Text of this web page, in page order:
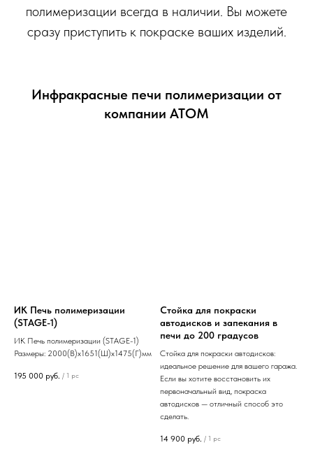
полимеризации всегда в наличии. Вы можете
сразу приступить к покраске ваших изделий.
Инфракрасные печи полимеризации от
компании АТОМ
ИК Печь полимеризации
(STAGE-1)
ИК Печь полимеризации (STAGE-1)
Размеры: 2000(В)х1651(Ш)х1475(Г)мм
195 000 руб. / 1 pc
Стойка для покраски
автодисков и запекания в
печи до 200 градусов
Стойка для покраски автодисков:
идеальное решение для вашего гаража.
Если вы хотите восстановить их
первоначальный вид, покраска
автодисков — отличный способ это
сделать.
14 900 руб. / 1 pc